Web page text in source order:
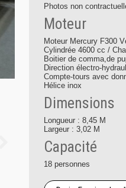
Photos non
Moteur
Moteur Mercury F300
Cylindrée 4600 cc /
Boitier de comma,de
Direction électro-
Compte-tours avec
Hélice inox
Dimensions
Longueur : 8,45 M
Largeur : 3,02 M
Capacité
18 personnes